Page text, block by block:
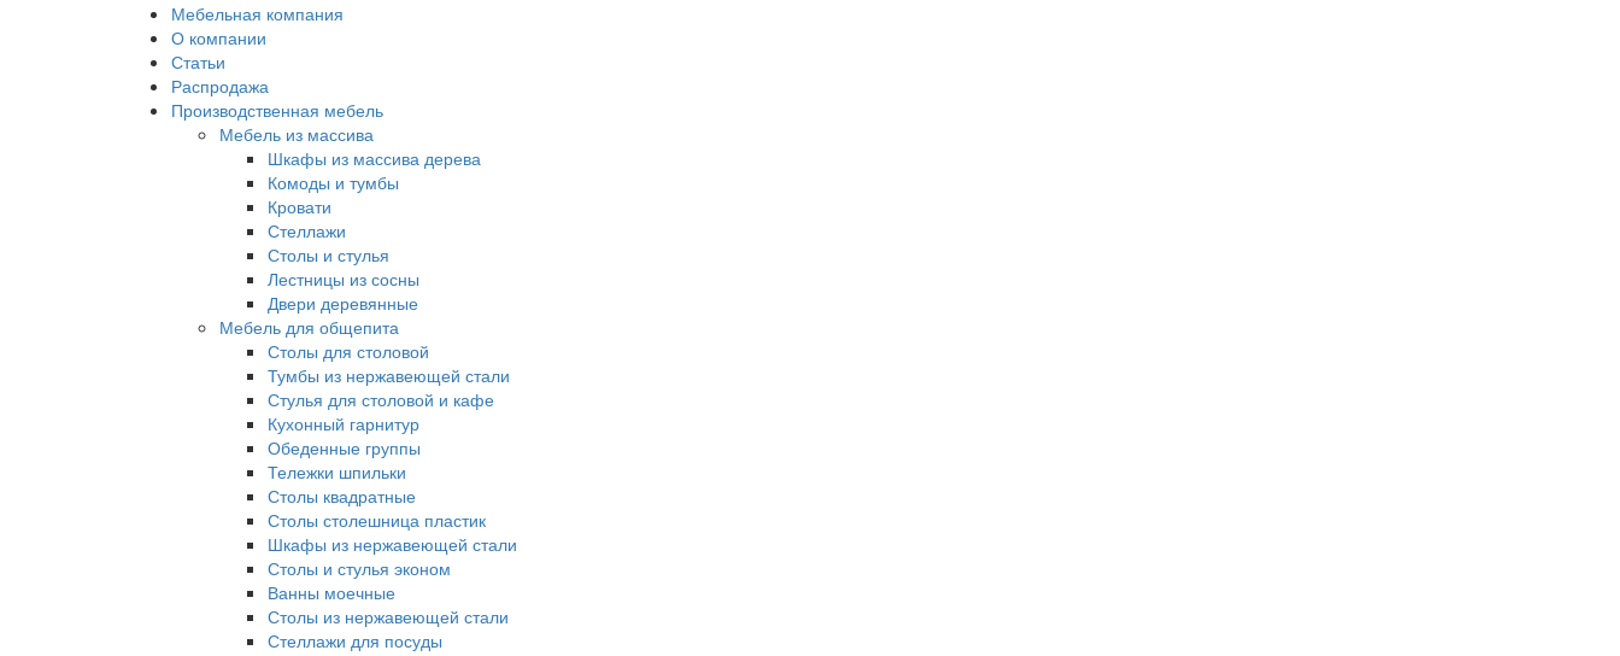
Мебельная компания
О компании
Статьи
Распродажа
Производственная мебель
Мебель из массива
Шкафы из массива дерева
Комоды и тумбы
Кровати
Стеллажи
Столы и стулья
Лестницы из сосны
Двери деревянные
Мебель для общепита
Столы для столовой
Тумбы из нержавеющей стали
Стулья для столовой и кафе
Кухонный гарнитур
Обеденные группы
Тележки шпильки
Столы квадратные
Столы столешница пластик
Шкафы из нержавеющей стали
Столы и стулья эконом
Ванны моечные
Столы из нержавеющей стали
Стеллажи для посуды